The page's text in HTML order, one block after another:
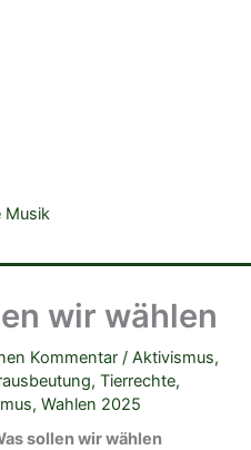
wir wählen
Kommentar / Aktivismus,
, Tierrechte,
, Wahlen 2025
sollen wir wählen